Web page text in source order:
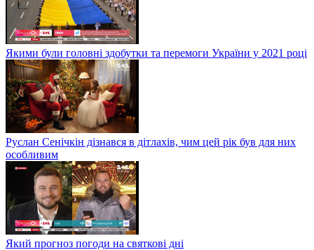
Якими були головні здобутки та перемоги України у 2021 році
Руслан Сенічкін дізнався в дітлахів, чим цей рік був для них
особливим
Який прогноз погоди на святкові дні